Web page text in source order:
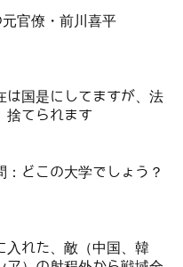
官僚・前川喜平
は国是にしてますが、法
捨てられます
：どこの大学でしょう？
入れた、敵（中国、韓